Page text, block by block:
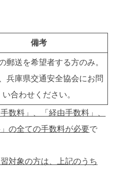
備考
郵送を希望者する方のみ。
兵庫県交通安全協会にお問
い合わせください。
数料」、「経由手数料」、
」の全ての手数料が必要で
対象の方は、上記のうち